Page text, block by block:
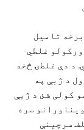
برخه تامیل
غلطي
د دې غلطۍ څخه
د ژبې په
کولی شئ د ژبې
سره
سرچینې